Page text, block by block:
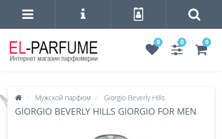
0 0 0
Мужской парфюм Giorgio Beverly Hills
GIORGIO BEVERLY HILLS GIORGIO FOR MEN